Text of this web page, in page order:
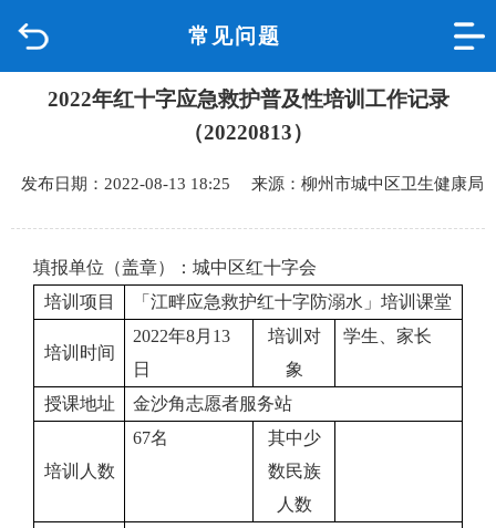
常见问题
品质城中
政府信息公开
网上办事
互动回应
数据专题
2022年红十字应急救护普及性培训工作记录
（20220813）
发布日期：2022-08-13 18:25 来源：柳州市城中区卫生健康局
填报单位（盖章）：城中区红十字会
培训项目
「江畔应急救护红十字防溺水」培训课堂
培训时间
2022年8月13
日
培训对
象
学生、家长
授课地址 金沙角志愿者服务站
培训人数
67名
其中少
数民族
人数